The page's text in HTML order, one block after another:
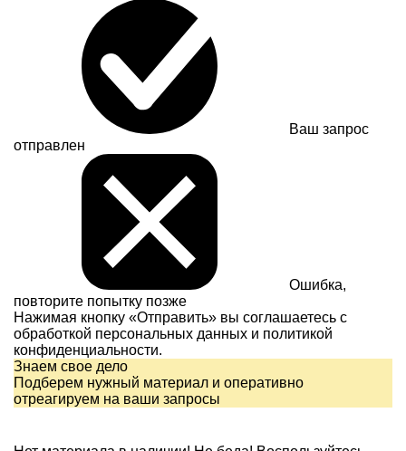
Ваш запрос
отправлен
Ошибка,
повторите попытку позже
Нажимая кнопку «Отправить» вы соглашаетесь с
обработкой персональных данных и политикой
конфиденциальности.
Знаем свое дело
Подберем нужный материал и оперативно
отреагируем на ваши запросы